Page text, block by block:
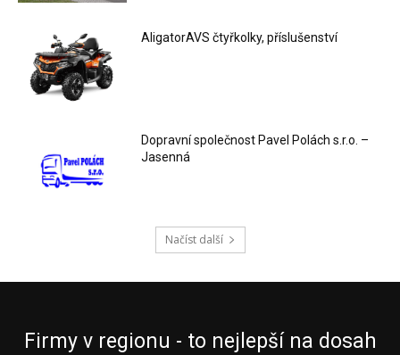
AligatorAVS čtyřkolky, příslušenství
Dopravní společnost Pavel Polách s.r.o. –
Jasenná
Načíst další
Firmy v regionu - to nejlepší na dosah